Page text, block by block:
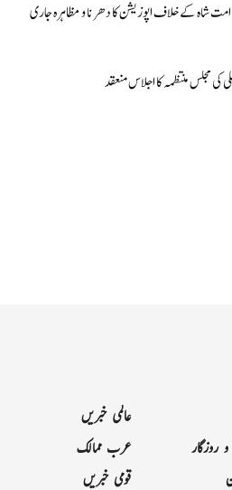
امت شاہ کے خلاف اپوزیشن کا دھرنا و مظاہرہ جاری
کی مجلس منتظمہ کا اجلاس منعقد
و روزگار
عالمی خبریں
عرب ممالک
قومی خبریں